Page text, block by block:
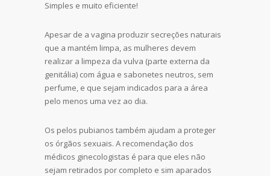
Simples e muito eficiente!
Apesar de a vagina produzir secreções naturais
que a mantém limpa, as mulheres devem
realizar a limpeza da vulva (parte externa da
genitália) com água e sabonetes neutros, sem
perfume, e que sejam indicados para a área
pelo menos uma vez ao dia.
Os pelos pubianos também ajudam a proteger
os órgãos sexuais. A recomendação dos
médicos ginecologistas é para que eles não
sejam retirados por completo e sim aparados